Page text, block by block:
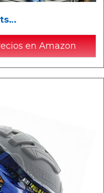
en Amazon